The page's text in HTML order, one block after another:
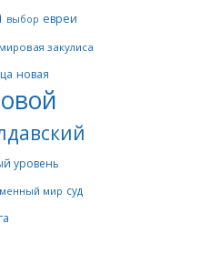
выбор евреи
мировая закулиса
новая
уровень
мир суд